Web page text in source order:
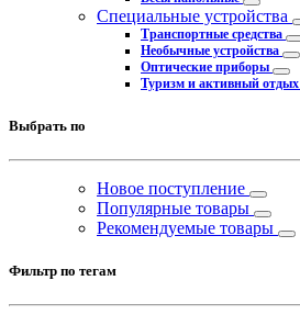
Специальные устройства
Транспортные средства
Необычные устройства
Оптические приборы
Туризм и активный отдых
Выбрать по
Новое поступление
Популярные товары
Рекомендуемые товары
Фильтр по тегам